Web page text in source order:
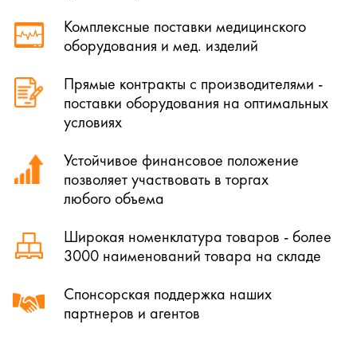
Комплексные поставки медицинского
оборудования и мед. изделий
Прямые контракты с производителями -
поставки оборудования на оптимальных
условиях
Устойчивое финансовое положение
позволяет участвовать в торгах
любого объема
Широкая номенклатура товаров - более
3000 наименований товара на складе
Спонсорская поддержка наших
партнеров и агентов